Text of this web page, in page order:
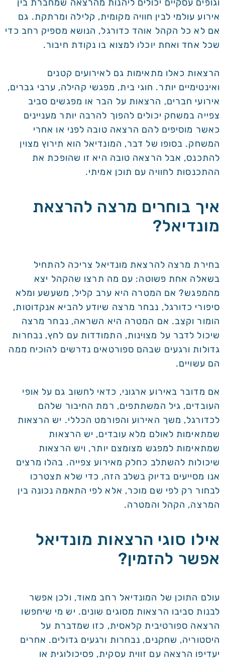
וגופים עסקיים יכולים ליהנות מהרצאה שמחברת בין
אירוע עולמי לבין חוויה מקומית, קלילה ומרתקת. גם
אם לא כל הקהל אוהד כדורגל, הנושא מספיק רחב כדי
שכל אחד ואחת יוכלו למצוא בו נקודת חיבור.
הרצאות כאלו מתאימות גם לאירועים קטנים
ואינטימיים יותר. חוגי בית, מפגשי קהילה, ערבי גברים,
אירועי חברים, הרצאות על הבר או מפגשים סביב
צפייה במשחק יכולים להפוך להרבה יותר מעניינים
כאשר מוסיפים להם הרצאה טובה לפני או אחרי
המשחק. בסופו של דבר, המונדיאל הוא תירוץ מצוין
להתכנס, אבל הרצאה טובה היא זו שהופכת את
ההתכנסות לחוויה עם תוכן אמיתי.
איך בוחרים מרצה להרצאת
מונדיאל?
בחירת מרצה להרצאת מונדיאל צריכה להתחיל
בשאלה אחת פשוטה: עם מה תרצו שהקהל יצא
מהמפגש? אם המטרה היא ערב קליל, משעשע ומלא
סיפורי כדורגל, נבחר מרצה שיודע להביא אנקדוטות,
הומור וקצב. אם המטרה היא השראה, נבחר מרצה
שיכול לדבר על מצוינות, התמודדות עם לחץ, נבחרות
גדולות ורגעים שבהם ספורטאים נדרשים להוכיח ממה
הם עשויים.
אם מדובר באירוע ארגוני, כדאי לחשוב גם על אופי
העובדים, גיל המשתתפים, רמת החיבור שלהם
לכדורגל, משך האירוע והפורמט הכללי. יש הרצאות
שמתאימות לאולם מלא עובדים, יש הרצאות
שמתאימות למפגש מצומצם יותר, ויש הרצאות
שיכולות להשתלב כחלק מאירוע צפייה. בהלו מרצים
אנו מסייעים בדיוק בשלב הזה, כדי שלא תצטרכו
לבחור רק לפי שם מוכר, אלא לפי התאמה נכונה בין
המרצה, הקהל והמטרה.
אילו סוגי הרצאות מונדיאל
אפשר להזמין?
עולם התוכן של המונדיאל רחב מאוד, ולכן אפשר
לבנות סביבו הרצאות מסוגים שונים. יש מי שיחפשו
הרצאה ספורטיבית קלאסית, כזו שמדברת על
היסטוריה, שחקנים, נבחרות ורגעים גדולים. אחרים
יעדיפו הרצאה עם זווית עסקית, פסיכולוגית או